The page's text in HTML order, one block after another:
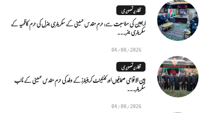
تقاریر تصویری
اربعین کی مناسبت سے: حرم مقدس حسینی کے سکریٹری جنرل کی حرم کاظمیہ کے
سکریٹری جنر...
04/08/2026
تقاریر تصویری
بین الاقوامی صحافیوں اور کنٹینٹ کریئیٹرز کے وفد کی حرم مقدس حسینی کے نائب
سکریٹر...
04/08/2026